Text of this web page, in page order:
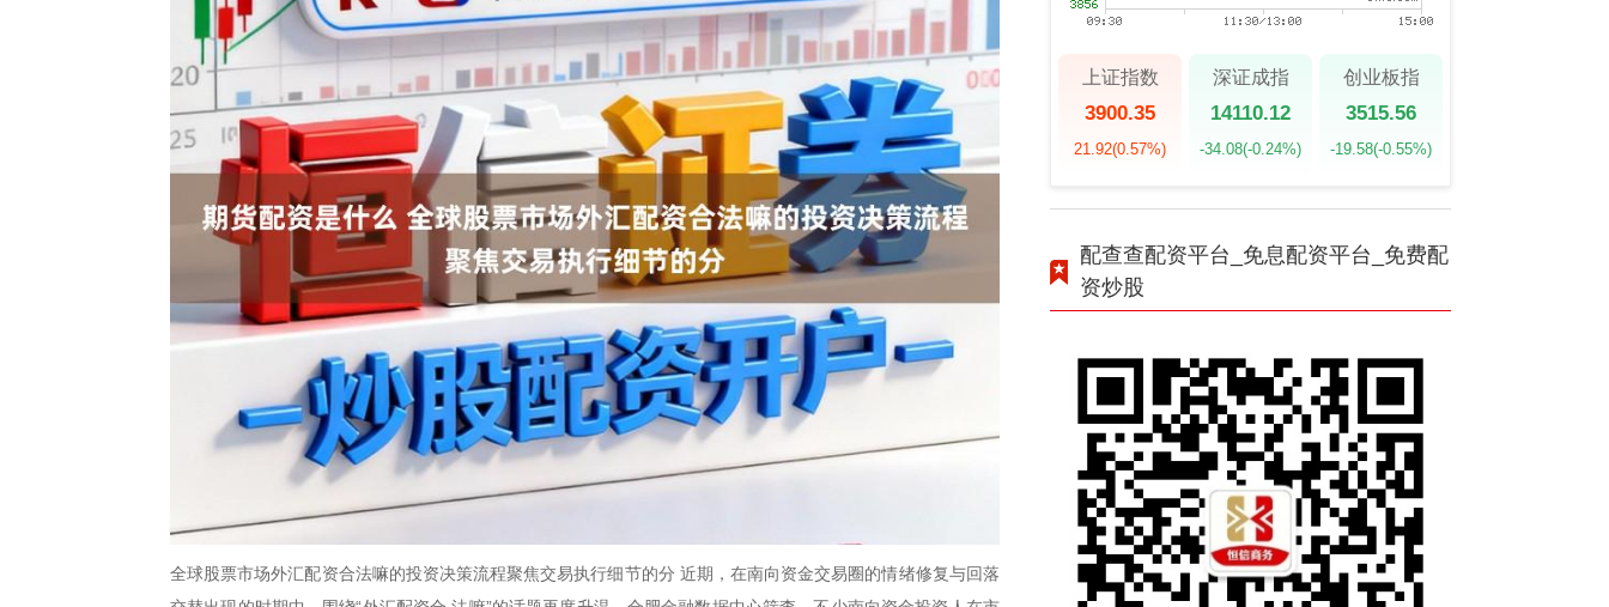
全球股票市场外汇配资合法嘛的投资决策流程聚焦交易执行细节的分 近期，在南向资金交易圈的情绪修复与回落
上证指数
3900.35
21.92(0.57%)
深证成指
14110.12
-34.08(-0.24%)
创业板指
3515.56
-19.58(-0.55%)
配查查配资平台_免息配资平台_免费配
资炒股